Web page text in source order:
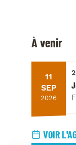
À venir
11
SEP
2026
VOIR